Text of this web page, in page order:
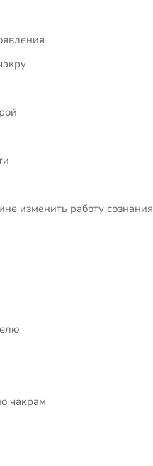
изменить работу сознания
чакрам